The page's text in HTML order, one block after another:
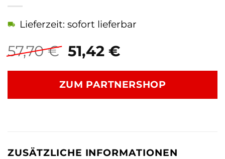
57,70€ Ursprünglicher
Preis
war:
57,70 €
51,42 €Aktueller
ist:
51,42 €.
Lieferzeit: sofort lieferbar
ZUM PARTNERSHOP
ZUSÄTZLICHE INFORMATIONEN